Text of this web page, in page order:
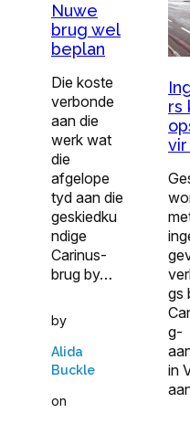
Nuwe
brug wel
beplan
Die koste
verbonde
aan die
werk wat
die
afgelope
tyd aan die
geskiedku
ndige
Carinus-
brug by…
by
Alida
Buckle
on
rs
gs
g-
in